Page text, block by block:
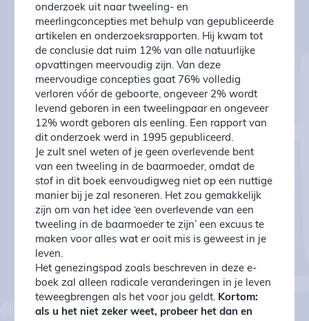
onderzoek uit naar tweeling- en
meerlingconcepties met behulp van gepubliceerde
artikelen en onderzoeksrapporten. Hij kwam tot
de conclusie dat ruim 12% van alle natuurlijke
opvattingen meervoudig zijn. Van deze
meervoudige concepties gaat 76% volledig
verloren vóór de geboorte, ongeveer 2% wordt
levend geboren in een tweelingpaar en ongeveer
12% wordt geboren als eenling. Een rapport van
dit onderzoek werd in 1995 gepubliceerd.
Je zult snel weten of je geen overlevende bent
van een tweeling in de baarmoeder, omdat de
stof in dit boek eenvoudigweg niet op een nuttige
manier bij je zal resoneren. Het zou gemakkelijk
zijn om van het idee ‘een overlevende van een
tweeling in de baarmoeder te zijn’ een excuus te
maken voor alles wat er ooit mis is geweest in je
leven.
Het genezingspad zoals beschreven in deze e-
boek zal alleen radicale veranderingen in je leven
teweegbrengen als het voor jou geldt. Kortom:
als u het niet zeker weet, probeer het dan en